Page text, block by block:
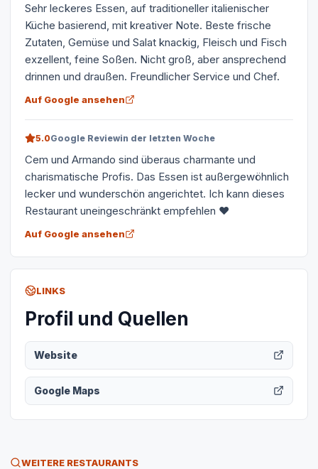
Sehr leckeres Essen, auf traditioneller italienischer
Küche basierend, mit kreativer Note. Beste frische
Zutaten, Gemüse und Salat knackig, Fleisch und Fisch
exzellent, feine Soßen. Nicht groß, aber ansprechend
drinnen und draußen. Freundlicher Service und Chef.
Auf Google ansehen
5.0Google Reviewin der letzten Woche
Cem und Armando sind überaus charmante und
charismatische Profis. Das Essen ist außergewöhnlich
lecker und wunderschön angerichtet. Ich kann dieses
Restaurant uneingeschränkt empfehlen ❤️
Auf Google ansehen
LINKS
Profil und Quellen
Website
Google Maps
WEITERE RESTAURANTS